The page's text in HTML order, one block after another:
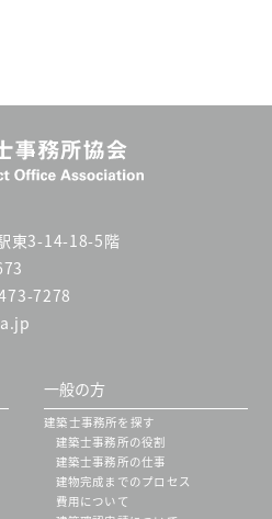
東3-14-18-5階
7278
一般の方
建築士事務所を探す
建築士事務所の役割
建築士事務所の仕事
建物完成までのプロセス
費用について